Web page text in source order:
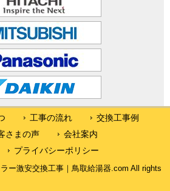
工事の流れ
交換工事例
さまの声
会社案内
プライバシーポリシー
ー激安交換工事｜鳥取給湯器.com All rights